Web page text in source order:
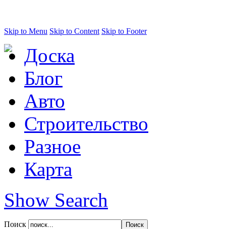
Skip to Menu Skip to Content Skip to Footer
Доска
Блог
Авто
Строительство
Разное
Карта
Show Search
Поиск